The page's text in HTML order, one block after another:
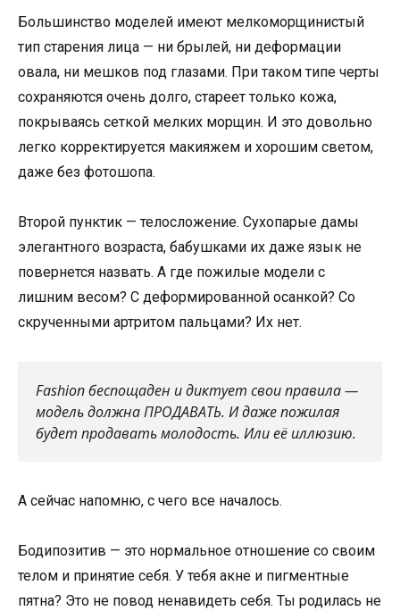
Большинство моделей имеют мелкоморщинистый
тип старения лица — ни брылей, ни деформации
овала, ни мешков под глазами. При таком типе черты
сохраняются очень долго, стареет только кожа,
покрываясь сеткой мелких морщин. И это довольно
легко корректируется макияжем и хорошим светом,
даже без фотошопа.
Второй пунктик — телосложение. Сухопарые дамы
элегантного возраста, бабушками их даже язык не
повернется назвать. А где пожилые модели с
лишним весом? С деформированной осанкой? Со
скрученными артритом пальцами? Их нет.
Fashion беспощаден и диктует свои правила —
модель должна ПРОДАВАТЬ. И даже пожилая
будет продавать молодость. Или её иллюзию.
А сейчас напомню, с чего все началось.
Бодипозитив — это нормальное отношение со своим
телом и принятие себя. У тебя акне и пигментные
пятна? Это не повод ненавидеть себя. Ты родилась не